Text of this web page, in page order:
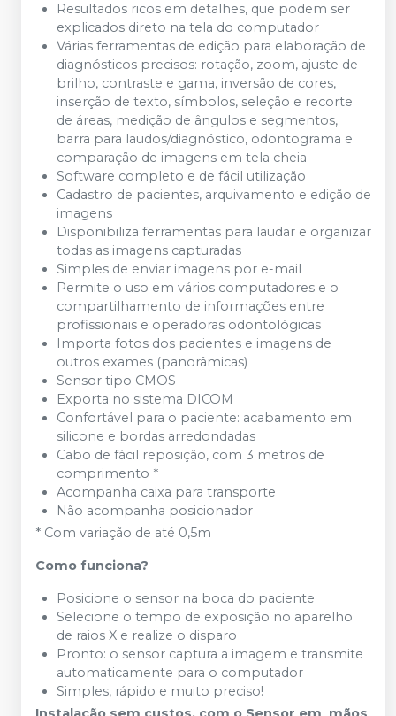
Resultados ricos em detalhes, que podem ser
explicados direto na tela do computador
Várias ferramentas de edição para elaboração de
diagnósticos precisos: rotação, zoom, ajuste de
brilho, contraste e gama, inversão de cores,
inserção de texto, símbolos, seleção e recorte
de áreas, medição de ângulos e segmentos,
barra para laudos/diagnóstico, odontograma e
comparação de imagens em tela cheia
Software completo e de fácil utilização
Cadastro de pacientes, arquivamento e edição de
imagens
Disponibiliza ferramentas para laudar e organizar
todas as imagens capturadas
Simples de enviar imagens por e-mail
Permite o uso em vários computadores e o
compartilhamento de informações entre
profissionais e operadoras odontológicas
Importa fotos dos pacientes e imagens de
outros exames (panorâmicas)
Sensor tipo CMOS
Exporta no sistema DICOM
Confortável para o paciente: acabamento em
silicone e bordas arredondadas
Cabo de fácil reposição, com 3 metros de
comprimento *
Acompanha caixa para transporte
Não acompanha posicionador
* Com variação de até 0,5m
Como funciona?
Posicione o sensor na boca do paciente
Selecione o tempo de exposição no aparelho
de raios X e realize o disparo
Pronto: o sensor captura a imagem e transmite
automaticamente para o computador
Simples, rápido e muito preciso!